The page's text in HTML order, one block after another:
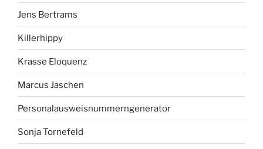
Jens Bertrams
Killerhippy
Krasse Eloquenz
Marcus Jaschen
Personalausweisnummerngenerator
Sonja Tornefeld